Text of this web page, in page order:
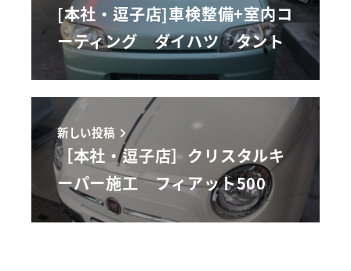
[本社・逗子店]車検整備+室内コ
ーティング ダイハツ タント
新しい投稿
［本社・逗子店］クリスタルキ
ーパー施工 フィアット500